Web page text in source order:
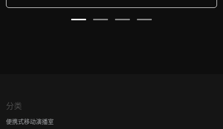
分类
便携式移动演播室